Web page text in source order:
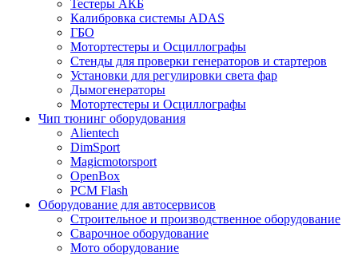
Тестеры АКБ
Калибровка системы ADAS
ГБО
Мотортестеры и Осциллографы
Стенды для проверки генераторов и стартеров
Установки для регулировки света фар
Дымогенераторы
Мотортестеры и Осциллографы
Чип тюнинг оборудования
Alientech
DimSport
Magicmotorsport
OpenBox
PCM Flash
Оборудование для автосервисов
Строительное и производственное оборудование
Сварочное оборудование
Мото оборудование